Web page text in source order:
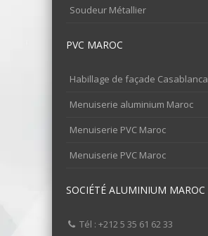
Soudeur Métallier
PVC MAROC
Habillage de façade Casablanca
Menuiserie aluminium Maroc
Menuiserie PVC Maroc
Menuiserie PVC Maroc
SOCIÉTÉ ALUMINIUM MAROC
Tél : +212 5 35 61 62 33